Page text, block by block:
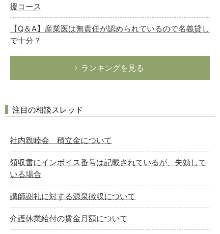
援コース
【Q＆A】産業医は無責任が認められているので名義貸し
で十分？
ランキングを見る
注目の相談スレッド
社内親睦会 積立金について
領収書にインボイス番号は記載されているが、失効して
いる場合
講師謝礼に対する源泉徴収について
介護休業給付の賃金月額について